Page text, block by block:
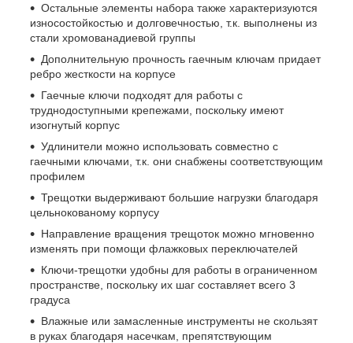
Остальные элементы набора также характеризуются
износостойкостью и долговечностью, т.к. выполнены из
стали хромованадиевой группы
Дополнительную прочность гаечным ключам придает
ребро жесткости на корпусе
Гаечные ключи подходят для работы с
труднодоступными крепежами, поскольку имеют
изогнутый корпус
Удлинители можно использовать совместно с
гаечными ключами, т.к. они снабжены соответствующим
профилем
Трещотки выдерживают большие нагрузки благодаря
цельнокованому корпусу
Направление вращения трещоток можно мгновенно
изменять при помощи флажковых переключателей
Ключи-трещотки удобны для работы в ограниченном
пространстве, поскольку их шаг составляет всего 3
градуса
Влажные или замасленные инструменты не скользят
в руках благодаря насечкам, препятствующим